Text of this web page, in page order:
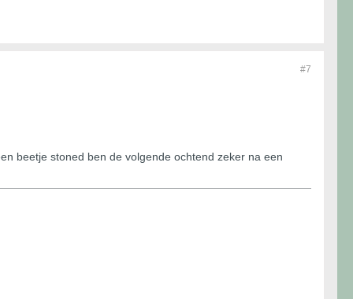
#7
beetje stoned ben de volgende ochtend zeker na een